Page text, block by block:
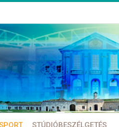
STÚDIÓBESZÉLGETÉS